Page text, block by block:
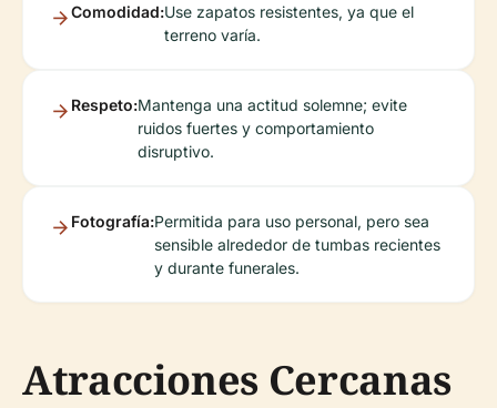
Comodidad:Use zapatos resistentes, ya que el
terreno varía.
Respeto:Mantenga una actitud solemne; evite
ruidos fuertes y comportamiento
disruptivo.
Fotografía:Permitida para uso personal, pero sea
sensible alrededor de tumbas recientes
y durante funerales.
Atracciones Cercanas